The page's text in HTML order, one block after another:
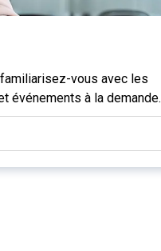
vous avec les
événements à la demande.